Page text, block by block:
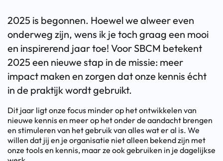
2025 is begonnen. Hoewel we alweer even
onderweg zijn, wens ik je toch graag een mooi
en inspirerend jaar toe! Voor SBCM betekent
2025 een nieuwe stap in de missie: meer
impact maken en zorgen dat onze kennis écht
in de praktijk wordt gebruikt.
Dit jaar ligt onze focus minder op het ontwikkelen van
nieuwe kennis en meer op het onder de aandacht brengen
en stimuleren van het gebruik van alles wat er al is. We
willen dat jij en je organisatie niet alleen bekend zijn met
onze tools en kennis, maar ze ook gebruiken in je dagelijkse